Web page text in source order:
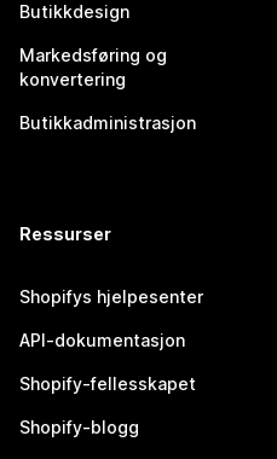
Butikkdesign
Markedsføring og
konvertering
Butikkadministrasjon
Ressurser
Shopifys hjelpesenter
API-dokumentasjon
Shopify-fellesskapet
Shopify-blogg